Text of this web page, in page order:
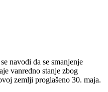
navodi da se smanjenje
vanredno stanje zbog
zemlji proglašeno 30. maja.